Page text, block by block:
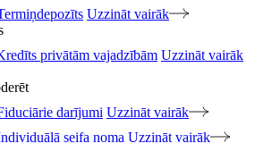
Uzzināt vairāk
privātām vajadzībām Uzzināt vairāk
darījumi Uzzināt vairāk
seifa noma Uzzināt vairāk